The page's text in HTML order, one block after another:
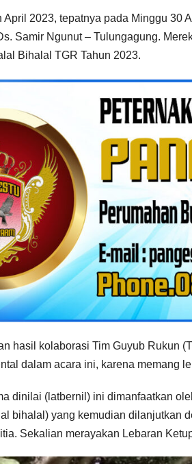
April 2023, tepatnya pada Minggu 30
Samir Ngunut – Tulungagung.
Bihalal TGR Tahun 2023.
hasil kolaborasi Tim Guyub Rukun
dalam acara ini, karena memang
dinilai (latbernil) ini dimanfaatkan
bihalal) yang kemudian dilanjutkan
Sekalian merayakan Lebaran